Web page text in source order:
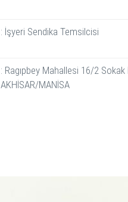
: İşyeri Sendika Temsilcisi
: Ragıpbey Mahallesi 16/2 Sokak
AKHİSAR/MANİSA